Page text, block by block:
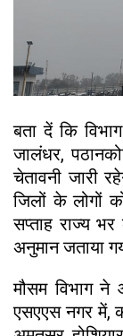
बता दें कि
जालंधर,
चेतावनी जारी
जिलों के लोगों
सप्ताह राज्य
अनुमान जताया
मौसम विभाग
एसएएस नगर में,